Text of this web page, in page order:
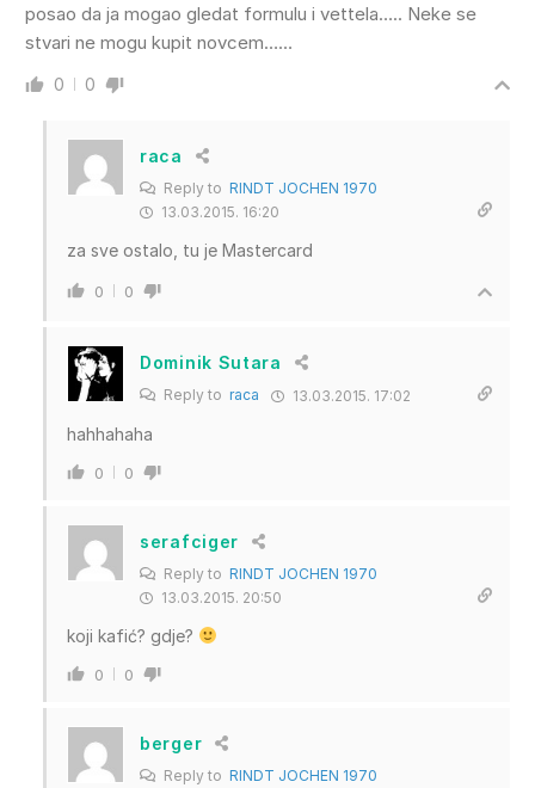
posao da ja mogao gledat formulu i vettela….. Neke se
stvari ne mogu kupit novcem……
0 0
raca
Reply to RINDT JOCHEN 1970
13.03.2015. 16:20
za sve ostalo, tu je Mastercard
0 0
Dominik Sutara
Reply to raca 13.03.2015. 17:02
hahhahaha
0 0
serafciger
Reply to RINDT JOCHEN 1970
13.03.2015. 20:50
koji kafić? gdje?
0 0
berger
Reply to RINDT JOCHEN 1970